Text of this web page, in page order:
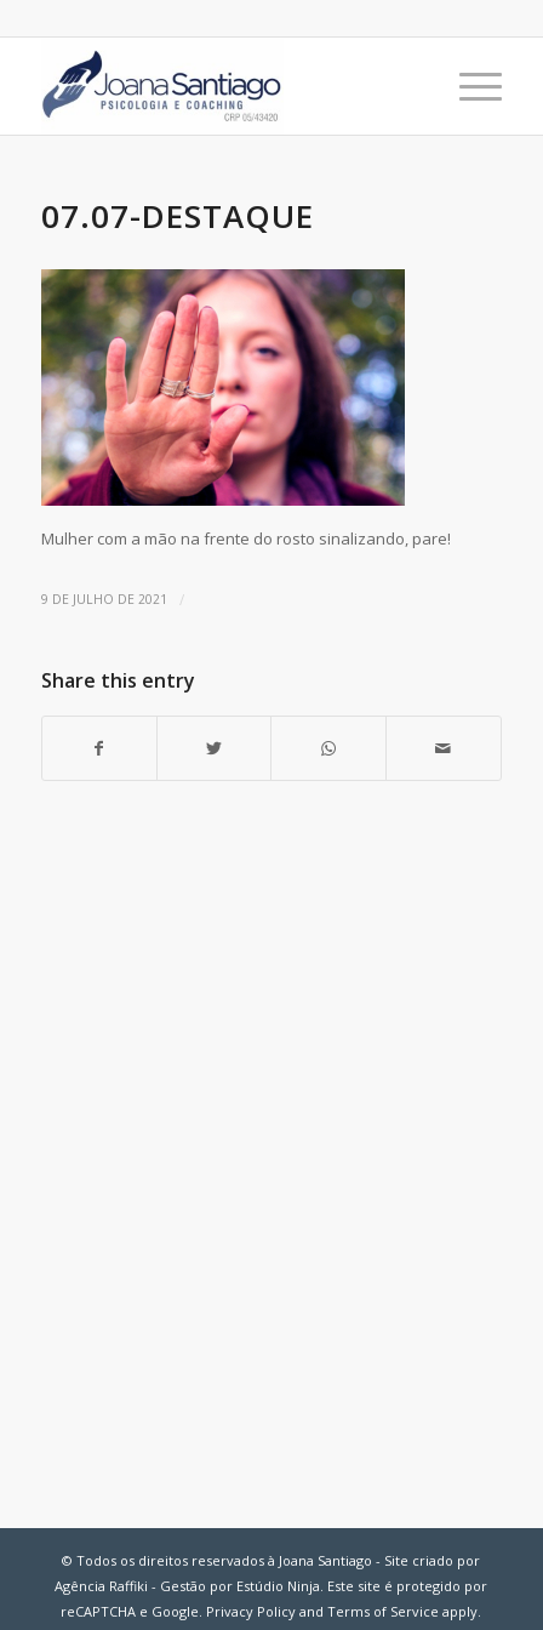
07.07-DESTAQUE
Mulher com a mão na frente do rosto sinalizando, pare!
9 DE JULHO DE 2021 /
Share this entry
© Todos os direitos reservados à Joana Santiago - Site criado por
Agência Raffiki - Gestão por Estúdio Ninja. Este site é protegido por
reCAPTCHA e Google. Privacy Policy andTerms of Service apply.